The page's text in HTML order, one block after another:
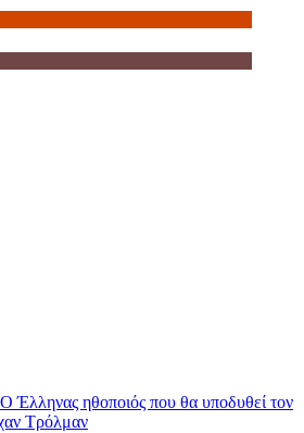
Έλληνας ηθοποιός που θα υποδυθεί τον
Τρόλμαν